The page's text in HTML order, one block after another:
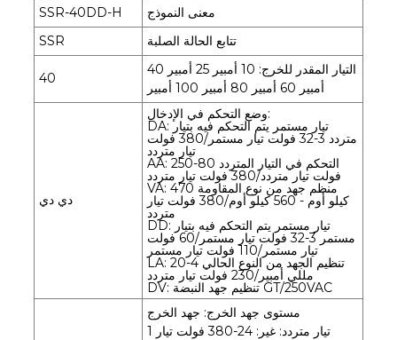
SSR-40DD-H
معنى النموذج
SSR
تتابع الحالة الصلبة
40
التيار المقدر للخرج: 10 أمبير 25 أمبير 40
أمبير 60 أمبير 80 أمبير 100 أمبير
دي دي
وضع التحكم في الإدخال:
DA: تيار مستمر يتم التحكم فيه بتيار
متردد 3-32 فولت تيار مستمر/380 فولت
تيار متردد
AA: التحكم في التيار المتردد 80-250
فولت تيار متردد/380 فولت تيار متردد
VA: منظم جهد من نوع المقاومة 470
كيلو أوم - 560 كيلو أوم/380 فولت تيار
متردد
DD: تيار مستمر يتم التحكم فيه بتيار
مستمر 3-32 فولت تيار مستمر/60 فولت
تيار مستمر/110 فولت تيار مستمر
LA: تنظيم الجهد من النوع الحالي 4-20
مللي أمبير/230 فولت تيار متردد
DV: تنظيم جهد النبضة GT/250VAC
مستوى جهد الخرج: جهد الخرج
1 تيار متردد: غير: 24-380 فولت تيار